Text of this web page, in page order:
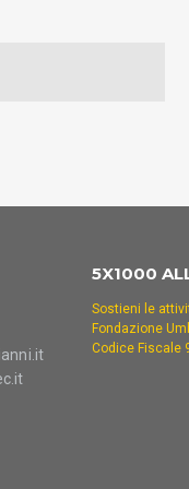
5X1000
Sostieni le
Fondazione
Codice Fiscale